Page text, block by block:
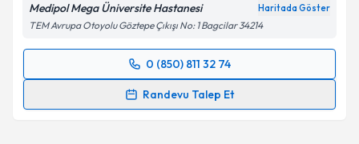
Kişisel verilerimin işlenmesine ilişkin
Aydınlatma
Metni'ni okudum ve kişisel verilerimin belirtilen
Takvim Talebini Gönder
Medipol Mega Üniversite Hastanesi Haritada Göster
TEM Avrupa Otoyolu Göztepe Çıkışı No: 1 Bagcilar 34214
0 (850) 811 32 74
Randevu Talep Et
Randevu Takvimi Talebi